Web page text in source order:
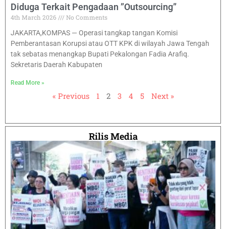
Diduga Terkait Pengadaan ”Outsourcing”
4th March 2026
No Comments
JAKARTA,KOMPAS — Operasi tangkap tangan Komisi
Pemberantasan Korupsi atau OTT KPK di wilayah Jawa Tengah
tak sebatas menangkap Bupati Pekalongan Fadia Arafiq.
Sekretaris Daerah Kabupaten
Read More »
« Previous 1 2 3 4 5 Next »
Rilis Media